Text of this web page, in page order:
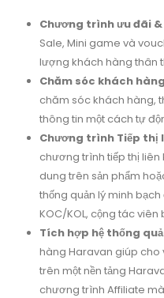
Chương trình ưu đãi
Sale, Mini game và
lượng khách hàng thân
Chăm sóc khách
chăm sóc khách hàng,
thông tin một cách tự
Chương trình Tiếp
chương trình tiếp thị liên
dung trên sản phẩm
thống quản lý minh
KOC/KOL, cộng tác viên
Tích hợp hệ thống
hàng Haravan giúp cho
trên một nền tảng
chương trình Affiliate